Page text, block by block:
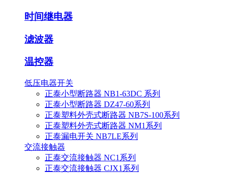
时间继电器
滤波器
温控器
低压电器开关
正泰小型断路器 NB1-63DC 系列
正泰小型断路器 DZ47-60系列
正泰塑料外壳式断路器 NB7S-100系列
正泰塑料外壳式断路器 NM1系列
正泰漏电开关 NB7LE系列
交流接触器
正泰交流接触器 NC1系列
正泰交流接触器 CJX1系列